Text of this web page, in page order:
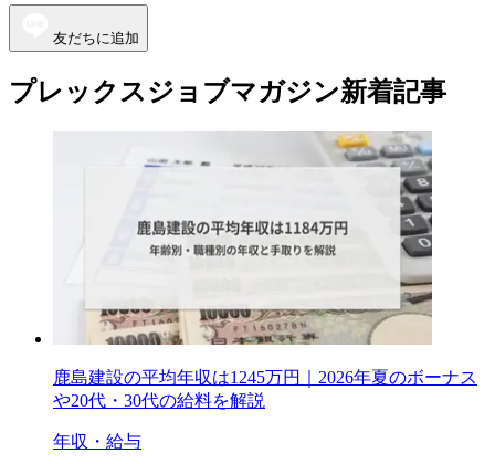
友だちに追加
プレックスジョブマガジン新着記事
鹿島建設の平均年収は1245万円｜2026年夏のボーナス
や20代・30代の給料を解説
年収・給与